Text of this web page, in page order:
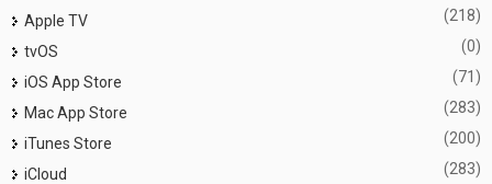
Apple TV (218)
tvOS (0)
iOS App Store (71)
Mac App Store (283)
iTunes Store (200)
iCloud (283)